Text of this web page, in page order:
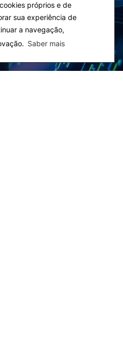
próprios e de
sua experiência de
a navegação,
Saber mais
Laboratórios